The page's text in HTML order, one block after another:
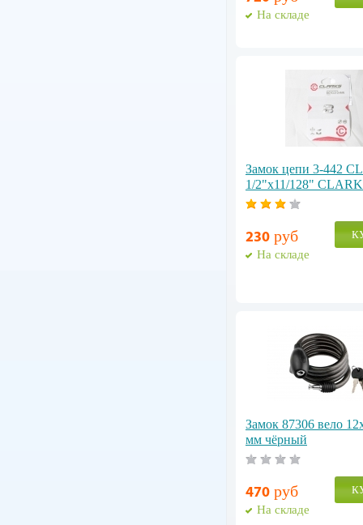
На складе
Замок цепи 3-442
1/2"х11/128"
230 руб
На складе
Замок 87306 вело
мм чёрный
470 руб
На складе